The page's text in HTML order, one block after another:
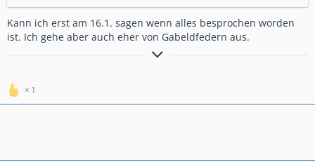
Kann ich erst am 16.1. sagen wenn alles besprochen worden
ist. Ich gehe aber auch eher von Gabeldfedern aus.
Ich kann gut Mitmenschen umgehen.
1